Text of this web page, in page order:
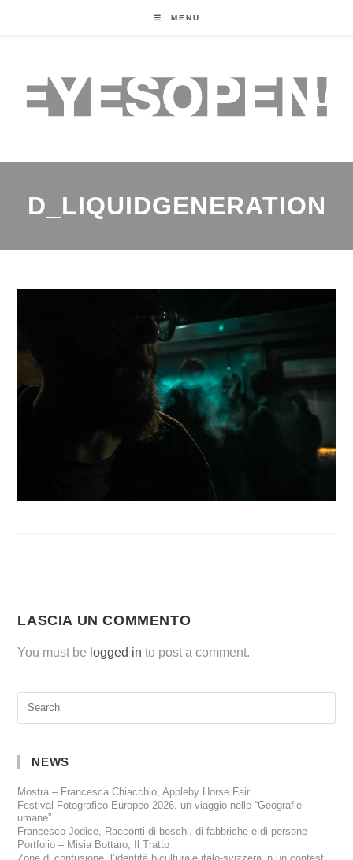
MENU
D_LIQUIDGENERATION
LASCIA UN COMMENTO
You must be logged in to post a comment.
NEWS
Mostra – Francesca Chiacchio, Appleby Horse Fair
Festival Fotografico Europeo 2026, un viaggio nelle “Geografie
umane”
Francesco Jodice, Racconti di boschi, di fabbriche e di persone
Portfolio – Misia Bottaro, Il Tratto